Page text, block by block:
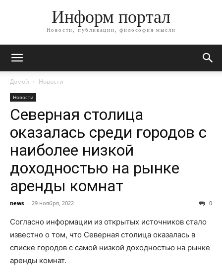
Информ портал
Новости, публикации, философия мысли
Домой Новости
Новости
Северная столица
оказалась среди городов с
наиболее низкой
доходностью на рынке
аренды комнат
news - 29 ноября, 2022 0
Согласно информации из открытых источников стало
известно о том, что Северная столица оказалась в
списке городов с самой низкой доходностью на рынке
аренды комнат.